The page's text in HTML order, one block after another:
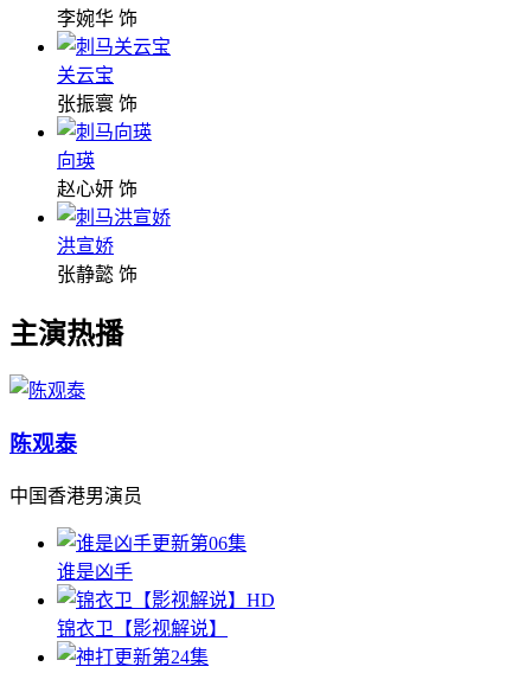
李婉华 饰
关云宝
张振寰 饰
向瑛
赵心妍 饰
洪宣娇
张静懿 饰
主演热播
陈观泰
中国香港男演员
更新第06集
谁是凶手
HD
锦衣卫【影视解说】
更新第24集